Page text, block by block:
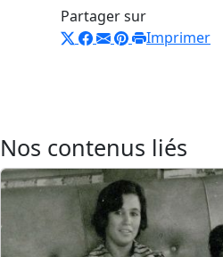
Partager sur
Imprimer
Nos contenus liés